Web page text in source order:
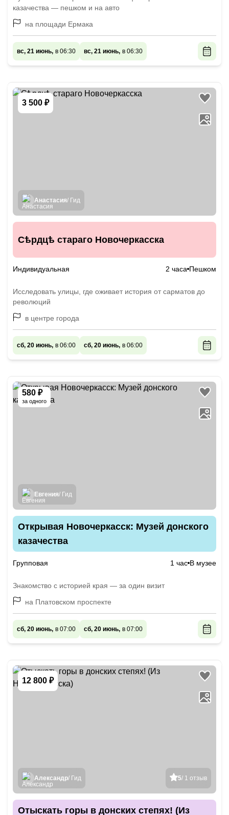
казачества — пешком и на авто
на площади Ермака
вс, 21 июнь, в 06:30 вс, 21 июнь, в 06:30
3 500 ₽
Анастасия/ Гид
Сѣрдцѣ стараго Новочеркасска
Индивидуальная 2 часа Пешком
Исследовать улицы, где оживает история от сарматов до
революций
в центре города
сб, 20 июнь, в 06:00 сб, 20 июнь, в 06:00
580 ₽
за одного
Евгения/ Гид
Открывая Новочеркасск: Музей донского
казачества
Групповая 1 час В музее
Знакомство с историей края — за один визит
на Платовском проспекте
сб, 20 июнь, в 07:00 сб, 20 июнь, в 07:00
12 800 ₽
5/ 1 отзыв
Александр/ Гид
Отыскать горы в донских степях! (Из